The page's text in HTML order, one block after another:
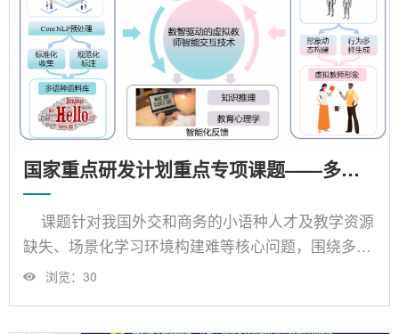
现机理、拓展研究视野，助力多模态模型构建科学化
和智慧教育服务智能化。......
国家重点研发计划重点专项课题——多语种多模态语料库众智化生成与虚拟交互系统
课题针对我国外交和商务的小语种人才及教学资源
缺失、场景化学习环境构建难等核心问题，围绕多语
种多模态语料库众智化生成与虚拟教师智能交互的关
浏览： 30